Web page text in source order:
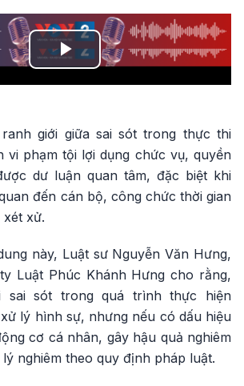
Play
giới giữa sai sót trong thực thi
vi phạm tội lợi dụng chức vụ, quyền
dư luận quan tâm, đặc biệt khi
đến cán bộ, công chức thời gian
xử.
này, Luật sư Nguyễn Văn Hưng,
Luật Phúc Khánh Hưng cho rằng,
sai sót trong quá trình thực hiện
lý hình sự, nhưng nếu có dấu hiệu
cơ cá nhân, gây hậu quả nghiêm
nghiêm theo quy định pháp luật.